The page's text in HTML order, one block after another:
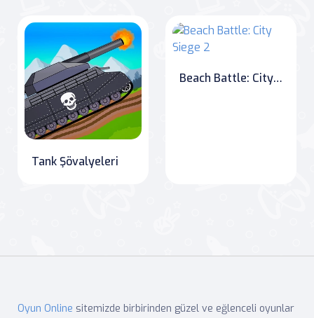
Tank Şövalyeleri
Beach Battle: City Siege 2
Oyun Online sitemizde birbirinden güzel ve eğlenceli oyunlar